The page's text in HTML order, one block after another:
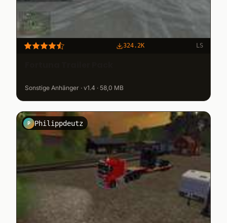
324.2K LS
Sonstige Anhänger · v1.4 · 58,0 MB
P Philippdeutz